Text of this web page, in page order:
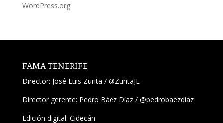
WordPress.org
FAMA TENERIFE
Director: José Luis Zurita / @ZuritaJL
Director gerente: Pedro Báez Díaz / @pedrobaezdiaz
Edición digital: Cidecán